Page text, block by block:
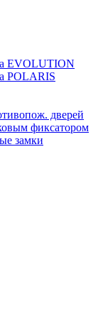
EVOLUTION
POLARIS
дверей
фиксатором
замки